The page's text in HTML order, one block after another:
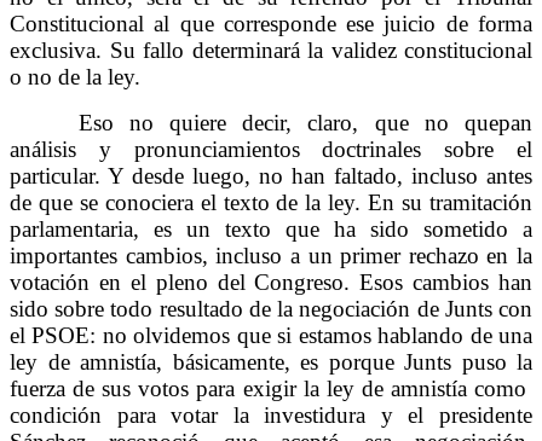
Constitucional al que corresponde ese juicio de forma
exclusiva. Su fallo determinará la validez constitucional
o no de la ley.
Eso no quiere decir, claro, que no quepan
análisis y pronunciamientos doctrinales sobre el
particular. Y desde luego, no han faltado, incluso antes
de que se conociera el texto de la ley. En su tramitación
parlamentaria, es un texto que ha sido sometido a
importantes cambios, incluso a un primer rechazo en la
votación en el pleno del Congreso. Esos cambios han
sido sobre todo resultado de la negociación de Junts con
el PSOE: no olvidemos que si estamos hablando de una
ley de amnistía, básicamente, es porque Junts puso la
fuerza de sus votos para exigir la ley de amnistía como
condición para votar la investidura y el presidente